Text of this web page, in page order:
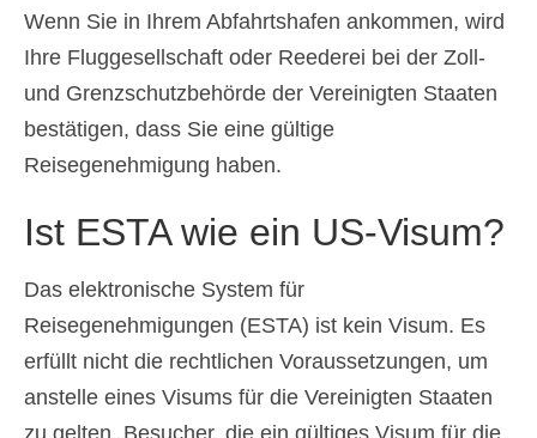
Wenn Sie in Ihrem Abfahrtshafen ankommen, wird
Ihre Fluggesellschaft oder Reederei bei der Zoll-
und Grenzschutzbehörde der Vereinigten Staaten
bestätigen, dass Sie eine gültige
Reisegenehmigung haben.
Ist ESTA wie ein US-Visum?
Das elektronische System für
Reisegenehmigungen (ESTA) ist kein Visum. Es
erfüllt nicht die rechtlichen Voraussetzungen, um
anstelle eines Visums für die Vereinigten Staaten